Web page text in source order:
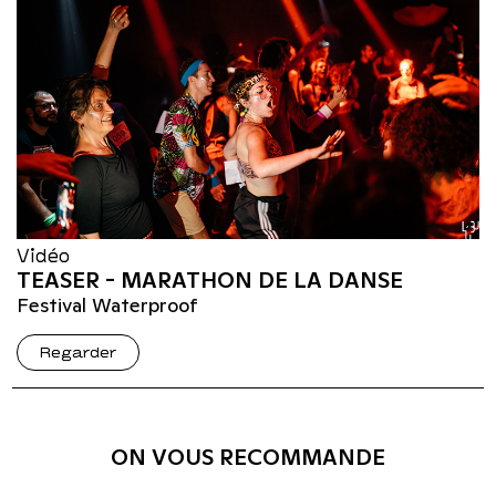
Vidéo
TEASER - MARATHON DE LA DANSE
Festival Waterproof
Regarder
ON VOUS RECOMMANDE